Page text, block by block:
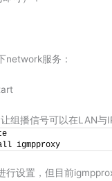
network服务：
组播信号可以在LAN与
igmpproxy
行设置，但目前